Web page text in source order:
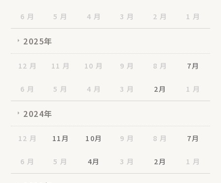
6 月 5 月 4 月 3 月 2 月 1 月
2025年
12 月 11 月 10 月 9 月 8 月 7月
6 月 5 月 4 月 3 月 2月 1 月
2024年
12 月 11月 10月 9 月 8 月 7月
6 月 5 月 4月 3 月 2月 1 月